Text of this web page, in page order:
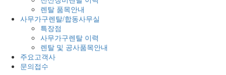
렌탈 품목안내
사무가구렌탈/합동사무실
특장점
사무가구렌탈 이력
렌탈 및 공사품목안내
주요고객사
문의접수